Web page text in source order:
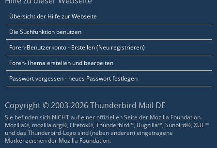
Übersicht der Hilfe zur Webseite
Die Suchfunktion benutzen
Foren-Benutzerkonto - Erstellen (Neu registrieren)
Foren-Thema erstellen und bearbeiten
Passwort vergessen - neues Passwort festlegen
Copyright © 2003-2026 Thunderbird Mail DE
Sie befinden sich NICHT auf einer offiziellen Seite der Mozilla Foundation.
Mozilla®, mozilla.org®, Firefox®, Thunderbird™, Bugzilla™, Sunbird®, XUL™
und das Thunderbird-Logo sind (neben anderen) eingetragene
Markenzeichen der Mozilla Foundation.